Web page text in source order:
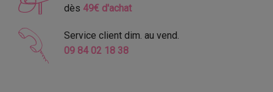
dès 49€ d'achat
Service client dim. au vend.
09 84 02 18 38